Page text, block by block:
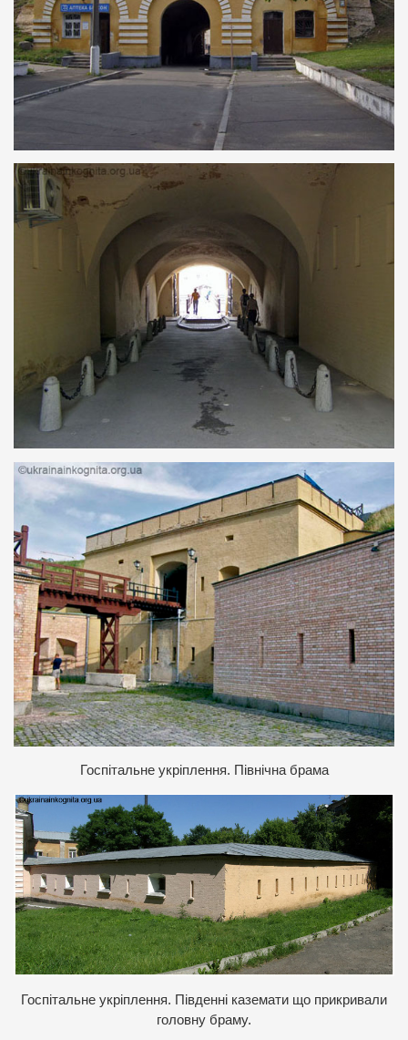
Госпітальне укріплення. Північна брама
Госпітальне укріплення. Південні каземати що прикривали
головну браму.